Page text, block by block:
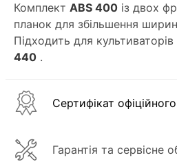
Комплект ABS 400 із двох
планок для збільшення
Підходить для культиваторів
440 .
Сертифікат
Гарантія та сервісне